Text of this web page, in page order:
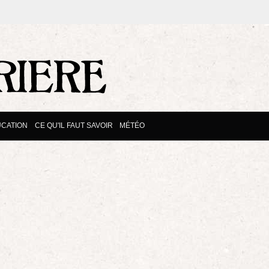
CE QU'IL FAUT SAVOIR MÉTÉO